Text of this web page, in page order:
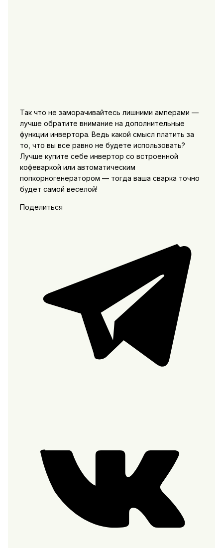
Так что не заморачивайтесь лишними амперами —
лучше обратите внимание на дополнительные
функции инвертора. Ведь какой смысл платить за
то, что вы все равно не будете использовать?
Лучше купите себе инвертор со встроенной
кофеваркой или автоматическим
попкорногенератором — тогда ваша сварка точно
будет самой веселой!
Поделиться